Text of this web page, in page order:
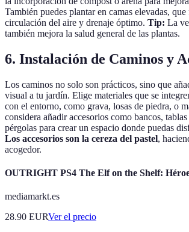
También puedes plantar en camas elevadas,
circulación del aire y drenaje óptimo. Tip: La
también mejora la salud general de las plantas.
6. Instalación de Caminos y
Los caminos no solo son prácticos, sino que
visual a tu jardín. Elige materiales que se
con el entorno, como grava, losas de piedra, o
considera añadir accesorios como bancos,
pérgolas para crear un espacio donde puedas
Los accesorios son la cereza del pastel,
acogedor.
OUTRIGHT PS4 The Elf on the Shelf:
mediamarkt.es
28.90 EURVer el precio